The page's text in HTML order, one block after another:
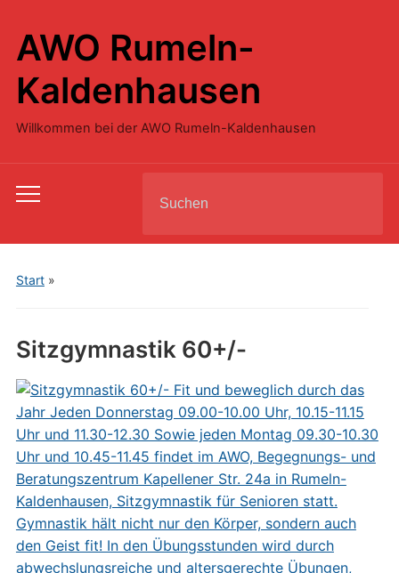
AWO Rumeln-
Kaldenhausen
Willkommen bei der AWO Rumeln-Kaldenhausen
Toggle
menu
for:
Start»
Sitzgymnastik 60+/-